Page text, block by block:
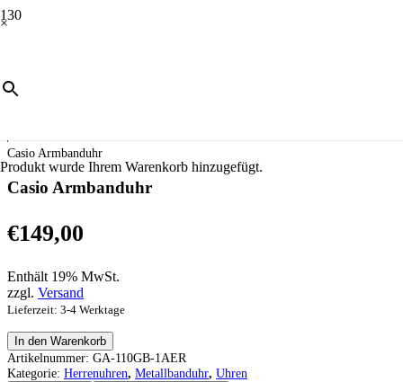
×
Produkt wurde Ihrem Warenkorb hinzugefügt.
Herrenuhren
/
Casio Armbanduhr
Casio Armbanduhr
€149,00
Enthält 19% MwSt.
zzgl. Versand
Lieferzeit: 3-4 Werktage
Casio
Armbanduhr
Menge
In den Warenkorb
Artikelnummer: GA-110GB-1AER
Kategorie: Herrenuhren, Metallbanduhr, Uhren